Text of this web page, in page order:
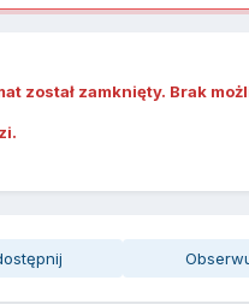
został zamknięty. Brak